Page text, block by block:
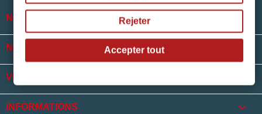
NOTRE SOCIÉTÉ
NOS HORAIRES
VOTRE COMPTE
INFORMATIONS keyboard_arrow_down
Rejeter
Accepter tout